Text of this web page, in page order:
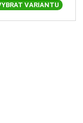
VARIANTU